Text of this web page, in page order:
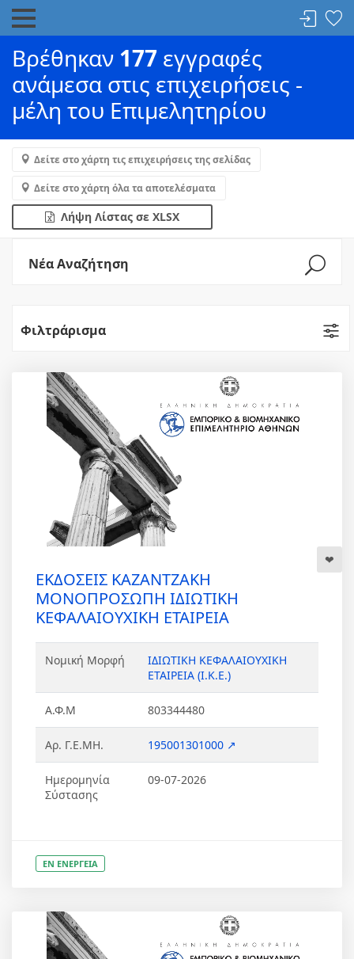
Βρέθηκαν 177 εγγραφές
ανάμεσα στις επιχειρήσεις -
μέλη του Επιμελητηρίου
Δείτε στο χάρτη τις επιχειρήσεις της σελίδας
Δείτε στο χάρτη όλα τα αποτελέσματα
Λήψη Λίστας σε XLSX
Νέα Αναζήτηση
Φιλτράρισμα
ΕΚΔΟΣΕΙΣ ΚΑΖΑΝΤΖΑΚΗ
ΜΟΝΟΠΡΟΣΩΠΗ ΙΔΙΩΤΙΚΗ
ΚΕΦΑΛΑΙΟΥΧΙΚΗ ΕΤΑΙΡΕΙΑ
Νομική Μορφή
ΙΔΙΩΤΙΚΗ ΚΕΦΑΛΑΙΟΥΧΙΚΗ
ΕΤΑΙΡΕΙΑ (Ι.Κ.Ε.)
Α.Φ.Μ 803344480
Αρ. Γ.Ε.ΜΗ. 195001301000 ↗
Ημερομηνία
Σύστασης
09-07-2026
ΕΝ ΕΝΕΡΓΕΙΑ